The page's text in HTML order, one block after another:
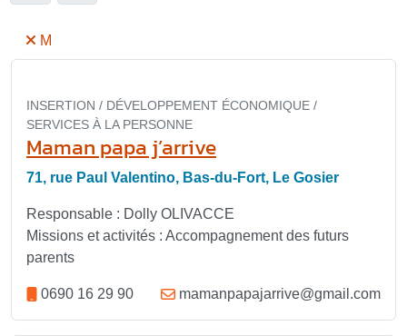
M
INSERTION / DÉVELOPPEMENT ÉCONOMIQUE /
SERVICES À LA PERSONNE
Maman papa j’arrive
71, rue Paul Valentino, Bas-du-Fort, Le Gosier
Responsable : Dolly OLIVACCE
Missions et activités : Accompagnement des futurs
parents
0690 16 29 90 mamanpapajarrive@gmail.com